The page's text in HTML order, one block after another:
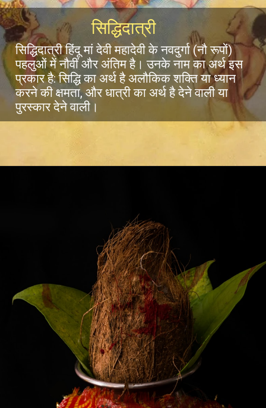
सिद्धिदात्री
सिद्धिदात्री हिंदू मां देवी महादेवी के नवदुर्गा (नौ रूपों)
पहलुओं में नौवीं और अंतिम है। उनके नाम का अर्थ इस
प्रकार है: सिद्धि का अर्थ है अलौकिक शक्ति या ध्यान
करने की क्षमता, और धात्री का अर्थ है देने वाली या
पुरस्कार देने वाली।